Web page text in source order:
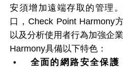
安須增加遠端存取的管理
口，Check Point Harmony
以及分析使用者行為加強企
Harmony具備以下特色：
• 全面的網路安全保護